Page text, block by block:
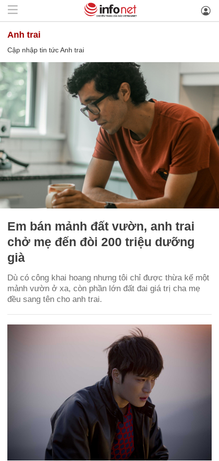
Anh trai
Cập nhập tin tức Anh trai
Em bán mảnh đất vườn, anh trai
chở mẹ đến đòi 200 triệu dưỡng
già
Dù có công khai hoang nhưng tôi chỉ được thừa kế một
mảnh vườn ở xa, còn phần lớn đất đai giá trị cha mẹ
đều sang tên cho anh trai.